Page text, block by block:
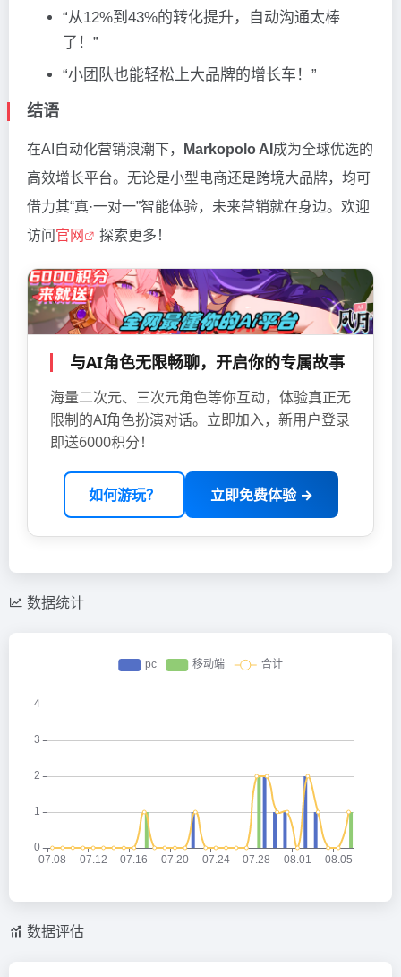
“从12%到43%的转化提升，自动沟通太棒
了！”
“小团队也能轻松上大品牌的增长车！”
结语
在AI自动化营销浪潮下， Markopolo AI 成为全球优选的
高效增长平台。无论是小型电商还是跨境大品牌，均可
借力其“真·一对一”智能体验，未来营销就在身边。欢迎
访问 官网 探索更多！
与AI角色无限畅聊，开启你的专属故事
海量二次元、三次元角色等你互动，体验真正无
限制的AI角色扮演对话。立即加入，新用户登录
即送6000积分！
如何游玩？ 立即免费体验 →
数据统计
数据评估